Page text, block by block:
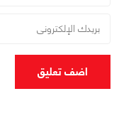
اضف تعليق